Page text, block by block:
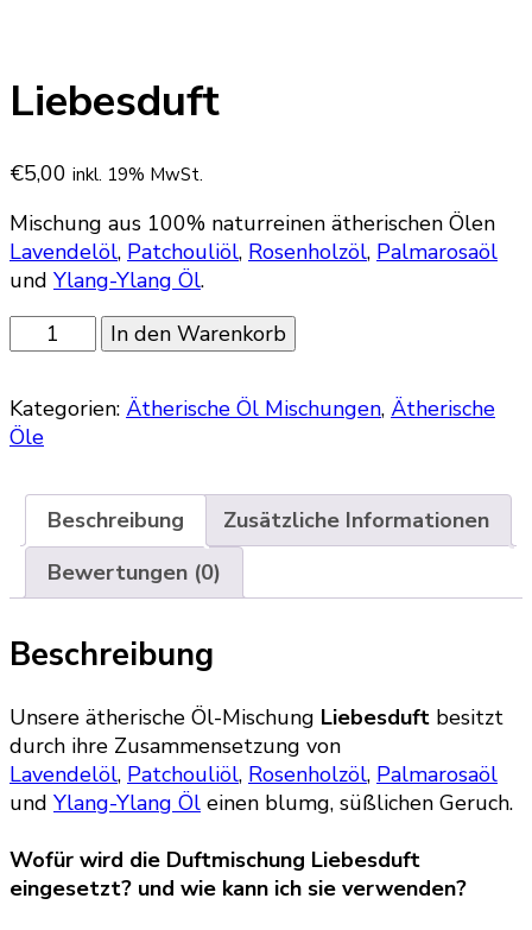
Liebesduft
€5,00 inkl. 19% MwSt.
Mischung aus 100% naturreinen ätherischen Ölen
Lavendelöl, Patchouliöl, Rosenholzöl, Palmarosaöl
und Ylang-Ylang Öl.
Liebesduft
Menge
In den Warenkorb
Kategorien: Ätherische Öl Mischungen, Ätherische
Öle
Beschreibung
Zusätzliche Informationen
Bewertungen (0)
Beschreibung
Unsere ätherische Öl-Mischung Liebesduft besitzt
durch ihre Zusammensetzung von
Lavendelöl, Patchouliöl, Rosenholzöl, Palmarosaöl
und Ylang-Ylang Öl einen blumg, süßlichen Geruch.
Wofür wird die Duftmischung Liebesduft
eingesetzt? und wie kann ich sie verwenden?